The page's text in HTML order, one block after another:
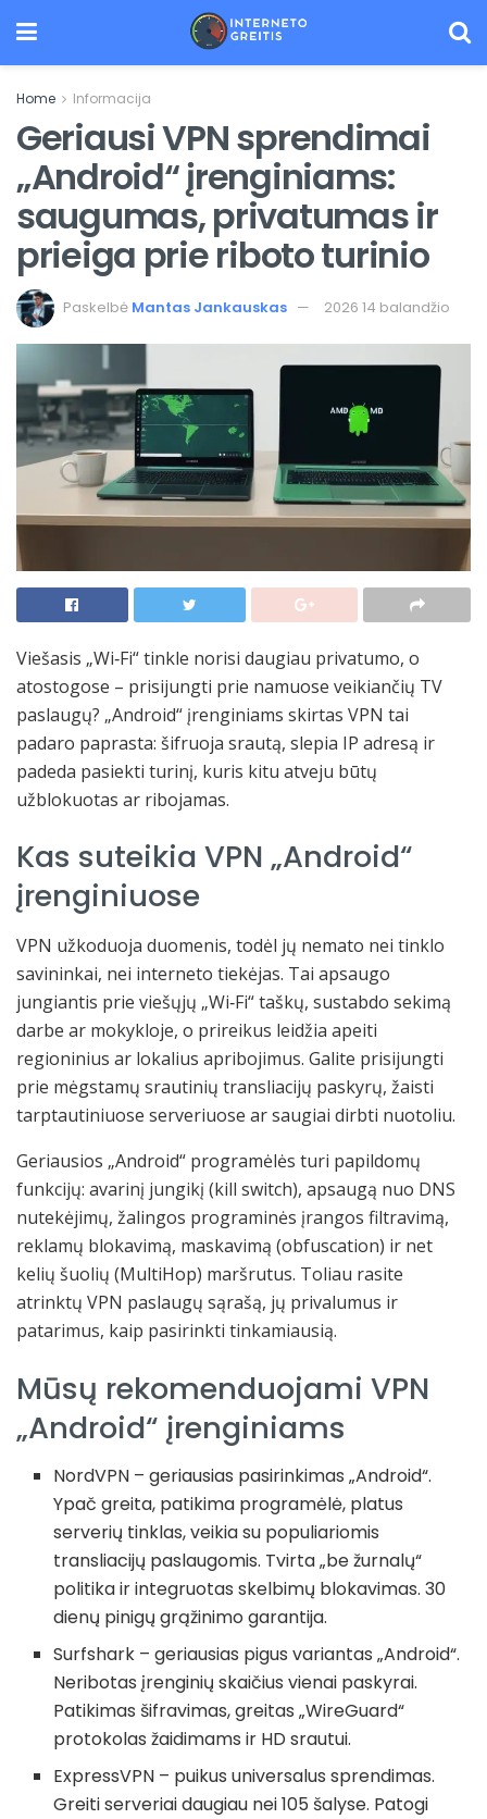
Home Informacija
Geriausi VPN sprendimai
„Android“ įrenginiams:
saugumas, privatumas ir
prieiga prie riboto turinio
Paskelbė Mantas Jankauskas 2026 14 balandžio
Viešasis „Wi‑Fi“ tinkle norisi daugiau privatumo, o
atostogose – prisijungti prie namuose veikiančių TV
paslaugų? „Android“ įrenginiams skirtas VPN tai
padaro paprasta: šifruoja srautą, slepia IP adresą ir
padeda pasiekti turinį, kuris kitu atveju būtų
užblokuotas ar ribojamas.
Kas suteikia VPN „Android“
įrenginiuose
VPN užkoduoja duomenis, todėl jų nemato nei tinklo
savininkai, nei interneto tiekėjas. Tai apsaugo
jungiantis prie viešųjų „Wi‑Fi“ taškų, sustabdo sekimą
darbe ar mokykloje, o prireikus leidžia apeiti
regioninius ar lokalius apribojimus. Galite prisijungti
prie mėgstamų srautinių transliacijų paskyrų, žaisti
tarptautiniuose serveriuose ar saugiai dirbti nuotoliu.
Geriausios „Android“ programėlės turi papildomų
funkcijų: avarinį jungikį (kill switch), apsaugą nuo DNS
nutekėjimų, žalingos programinės įrangos filtravimą,
reklamų blokavimą, maskavimą (obfuscation) ir net
kelių šuolių (MultiHop) maršrutus. Toliau rasite
atrinktų VPN paslaugų sąrašą, jų privalumus ir
patarimus, kaip pasirinkti tinkamiausią.
Mūsų rekomenduojami VPN
„Android“ įrenginiams
NordVPN – geriausias pasirinkimas „Android“.
Ypač greita, patikima programėlė, platus
serverių tinklas, veikia su populiariomis
transliacijų paslaugomis. Tvirta „be žurnalų“
politika ir integruotas skelbimų blokavimas. 30
dienų pinigų grąžinimo garantija.
Surfshark – geriausias pigus variantas „Android“.
Neribotas įrenginių skaičius vienai paskyrai.
Patikimas šifravimas, greitas „WireGuard“
protokolas žaidimams ir HD srautui.
ExpressVPN – puikus universalus sprendimas.
Greiti serveriai daugiau nei 105 šalyse. Patogi